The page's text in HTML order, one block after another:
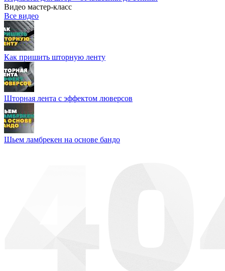
Видео мастер-класс
Все видео
Как пришить шторную ленту
Шторная лента с эффектом люверсов
Шьем ламбрекен на основе бандо